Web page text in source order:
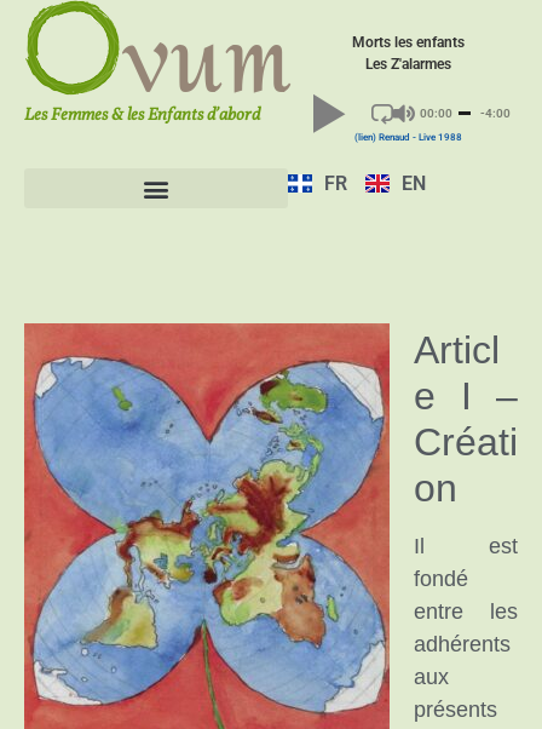
vum
Les Femmes & les Enfants d’abord
Morts les enfants
Les Z'alarmes
00:00 -4:00
(lien) Renaud - Live 1988
FR EN
Articl
e I –
Créati
on
Il est
fondé
entre les
adhérents
aux
présents